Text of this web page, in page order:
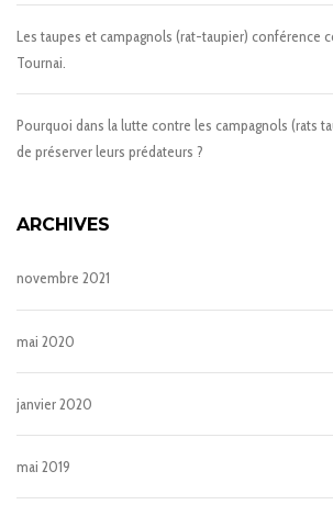
Les taupes et campagnols (rat-taupier) conférence
Tournai.
Pourquoi dans la lutte contre les campagnols (rats
de préserver leurs prédateurs ?
ARCHIVES
novembre 2021
mai 2020
janvier 2020
mai 2019